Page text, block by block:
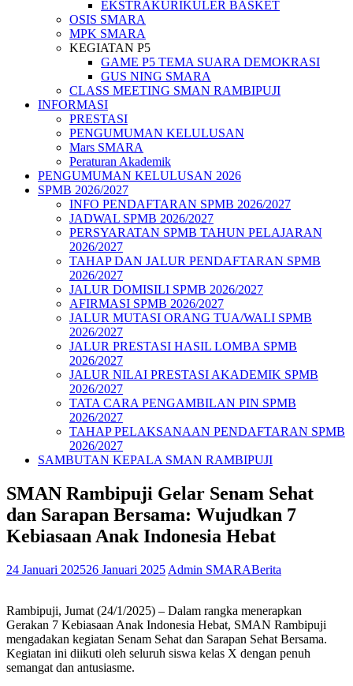
EKSTRAKURIKULER BASKET
OSIS SMARA
MPK SMARA
KEGIATAN P5
GAME P5 TEMA SUARA DEMOKRASI
GUS NING SMARA
CLASS MEETING SMAN RAMBIPUJI
INFORMASI
PRESTASI
PENGUMUMAN KELULUSAN
Mars SMARA
Peraturan Akademik
PENGUMUMAN KELULUSAN 2026
SPMB 2026/2027
INFO PENDAFTARAN SPMB 2026/2027
JADWAL SPMB 2026/2027
PERSYARATAN SPMB TAHUN PELAJARAN
2026/2027
TAHAP DAN JALUR PENDAFTARAN SPMB
2026/2027
JALUR DOMISILI SPMB 2026/2027
AFIRMASI SPMB 2026/2027
JALUR MUTASI ORANG TUA/WALI SPMB
2026/2027
JALUR PRESTASI HASIL LOMBA SPMB
2026/2027
JALUR NILAI PRESTASI AKADEMIK SPMB
2026/2027
TATA CARA PENGAMBILAN PIN SPMB
2026/2027
TAHAP PELAKSANAAN PENDAFTARAN SPMB
2026/2027
SAMBUTAN KEPALA SMAN RAMBIPUJI
SMAN Rambipuji Gelar Senam Sehat
dan Sarapan Bersama: Wujudkan 7
Kebiasaan Anak Indonesia Hebat
24 Januari 202526 Januari 2025 Admin SMARABerita
Rambipuji, Jumat (24/1/2025) – Dalam rangka menerapkan
Gerakan 7 Kebiasaan Anak Indonesia Hebat, SMAN Rambipuji
mengadakan kegiatan Senam Sehat dan Sarapan Sehat Bersama.
Kegiatan ini diikuti oleh seluruh siswa kelas X dengan penuh
semangat dan antusiasme.